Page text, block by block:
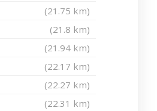
(21.75 km)
(21.8 km)
(21.94 km)
(22.17 km)
(22.27 km)
(22.31 km)